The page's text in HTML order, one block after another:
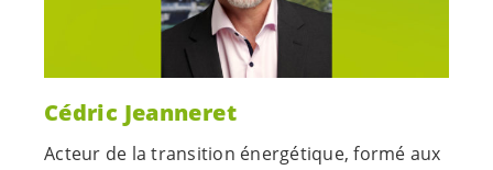
Cédric Jeanneret
Acteur de la transition énergétique, formé aux